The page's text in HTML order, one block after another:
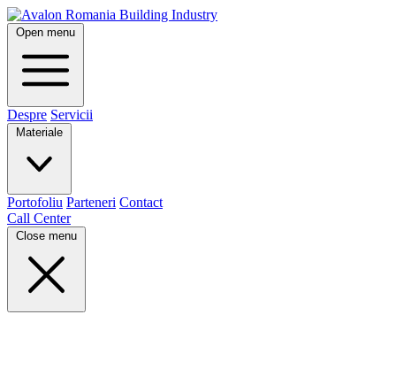
Open menu
Despre Servicii
Materiale
Portofoliu Parteneri Contact
Call Center
Close menu